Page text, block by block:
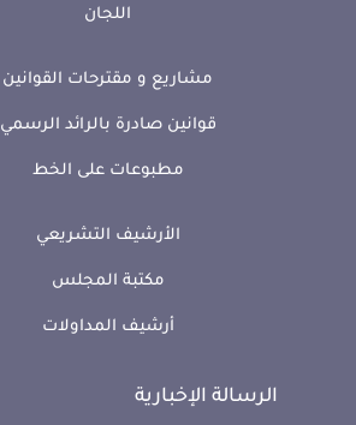
اللجان
مشاريع و مقترحات القوانين
قوانين صادرة بالرائد الرسمي
مطبوعات على الخط
الأرشيف التشريعي
مكتبة المجلس
أرشيف المداولات
الرسالة الإخبارية